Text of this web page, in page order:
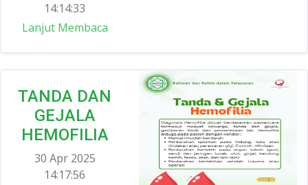
14:14:33
Lanjut Membaca
TANDA DAN
GEJALA
HEMOFILIA
30 Apr 2025
14:17:56